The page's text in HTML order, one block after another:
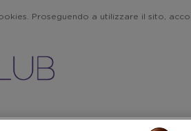
Proseguendo a utilizzare il sito,
CUCINA CREATIVA CARTE